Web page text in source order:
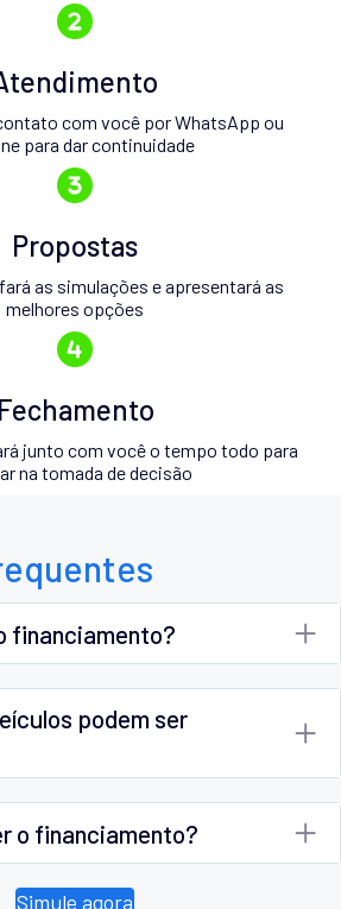
com você por WhatsApp ou
para dar continuidade
Propostas
as simulações e apresentará as
melhores opções
Fechamento
junto com você o tempo todo para
na tomada de decisão
financiamento?
podem ser
o financiamento?
Simule agora